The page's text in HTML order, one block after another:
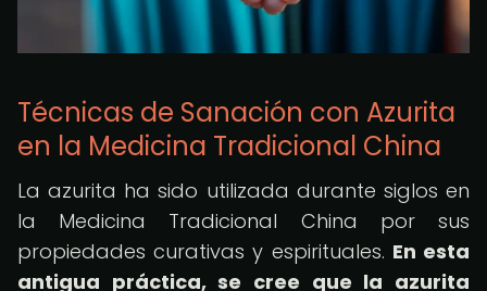
Técnicas de Sanación con Azurita
en la Medicina Tradicional China
La azurita ha sido utilizada durante siglos en
la Medicina Tradicional China por sus
propiedades curativas y espirituales. En esta
antigua práctica, se cree que la azurita